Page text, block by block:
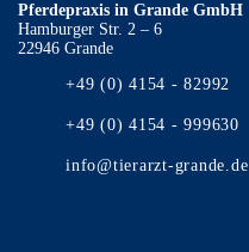
Pferdepraxis in Grande GmbH
Hamburger Str. 2 – 6
22946 Grande
+49 (0) 4154 - 82992
+49 (0) 4154 - 999630
info@tierarzt-grande.de